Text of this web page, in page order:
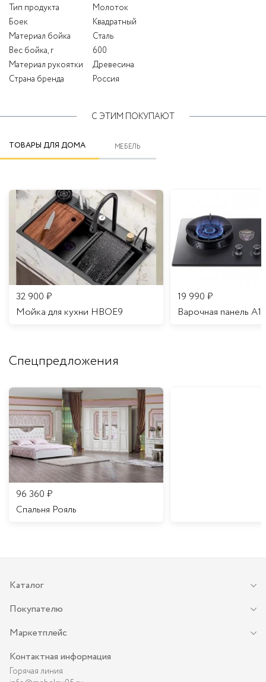
Тип продукта
Молоток
Боек
Квадратный
Материал бойка
Сталь
Вес бойка, г
600
Материал рукоятки
Древесина
Страна бренда
Россия
С ЭТИМ ПОКУПАЮТ
ТОВАРЫ ДЛЯ ДОМА МЕБЕЛЬ
32 900 ₽
Мойка для кухни HBOE9
19 990 ₽
Варочная панель A16
Спецпредложения
96 360 ₽
Спальня Рояль
Каталог
Покупателю
Маркетплейс
Контактная информация
Горячая линия